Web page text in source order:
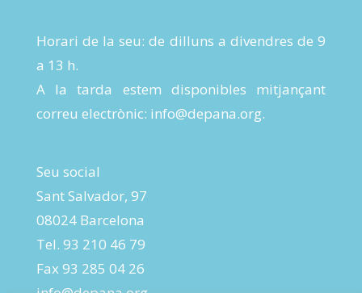
Horari de la seu: de dilluns a divendres de 9
a 13 h.
A la tarda estem disponibles mitjançant
correu electrònic: info@depana.org.
Seu social
Sant Salvador, 97
08024 Barcelona
Tel. 93 210 46 79
Fax 93 285 04 26